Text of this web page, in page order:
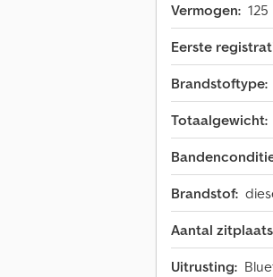
Vermogen:
Eerste
Brandstoftype:
Totaalgewicht:
Brandstof:
Aantal
Uitrusting: